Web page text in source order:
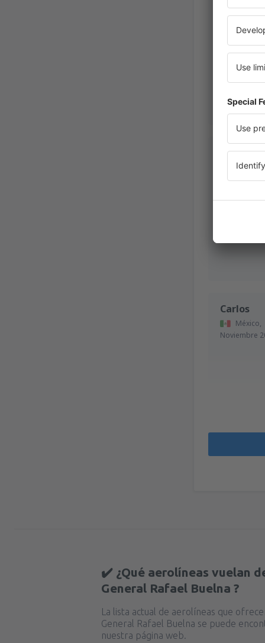
Ruben
México,
CHRISTIE
Chile,
Noviembre
Carlos
México,
Noviembre
✔️ ¿Qué aerolíneas vuelan
General Rafael Buelna ?
La lista actual de aerolíneas que
General Rafael Buelna se puede
nuestra página web.